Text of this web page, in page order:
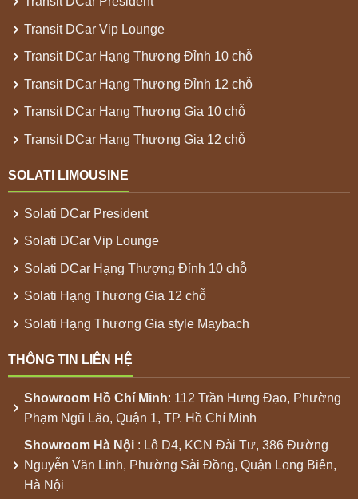
Transit DCar Vip Lounge
Transit DCar Hạng Thượng Đỉnh 10 chỗ
Transit DCar Hạng Thượng Đỉnh 12 chỗ
Transit DCar Hạng Thương Gia 10 chỗ
Transit DCar Hạng Thương Gia 12 chỗ
SOLATI LIMOUSINE
Solati DCar President
Solati DCar Vip Lounge
Solati DCar Hạng Thượng Đỉnh 10 chỗ
Solati Hạng Thương Gia 12 chỗ
Solati Hạng Thương Gia style Maybach
THÔNG TIN LIÊN HỆ
Showroom Hồ Chí Minh: 112 Trần Hưng Đạo, Phường
Phạm Ngũ Lão, Quận 1, TP. Hồ Chí Minh
Showroom Hà Nội: Lô D4, KCN Đài Tư, 386 Đường
Nguyễn Văn Linh, Phường Sài Đồng, Quận Long Biên,
Hà Nội